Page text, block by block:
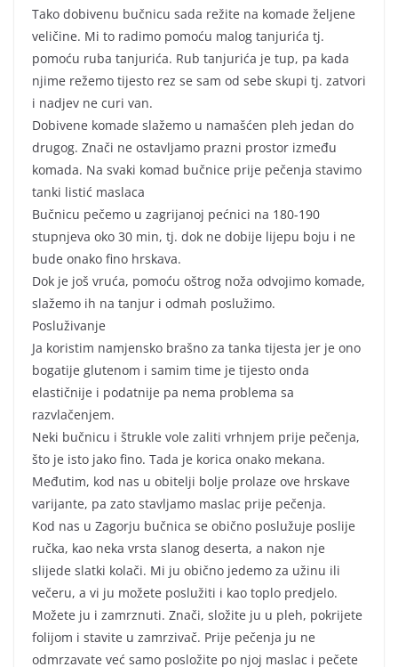
Tako dobivenu bučnicu sada režite na komade željene
veličine. Mi to radimo pomoću malog tanjurića tj.
pomoću ruba tanjurića. Rub tanjurića je tup, pa kada
njime režemo tijesto rez se sam od sebe skupi tj. zatvori
i nadjev ne curi van.
Dobivene komade slažemo u namašćen pleh jedan do
drugog. Znači ne ostavljamo prazni prostor između
komada. Na svaki komad bučnice prije pečenja stavimo
tanki listić maslaca
Bučnicu pečemo u zagrijanoj pećnici na 180-190
stupnjeva oko 30 min, tj. dok ne dobije lijepu boju i ne
bude onako fino hrskava.
Dok je još vruća, pomoću oštrog noža odvojimo komade,
slažemo ih na tanjur i odmah poslužimo.
Posluživanje
Ja koristim namjensko brašno za tanka tijesta jer je ono
bogatije glutenom i samim time je tijesto onda
elastičnije i podatnije pa nema problema sa
razvlačenjem.
Neki bučnicu i štrukle vole zaliti vrhnjem prije pečenja,
što je isto jako fino. Tada je korica onako mekana.
Međutim, kod nas u obitelji bolje prolaze ove hrskave
varijante, pa zato stavljamo maslac prije pečenja.
Kod nas u Zagorju bučnica se obično poslužuje poslije
ručka, kao neka vrsta slanog deserta, a nakon nje
slijede slatki kolači. Mi ju obično jedemo za užinu ili
večeru, a vi ju možete poslužiti i kao toplo predjelo.
Možete ju i zamrznuti. Znači, složite ju u pleh, pokrijete
folijom i stavite u zamrzivač. Prije pečenja ju ne
odmrzavate već samo posložite po njoj maslac i pečete